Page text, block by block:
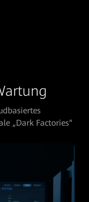
„Dark Factories“